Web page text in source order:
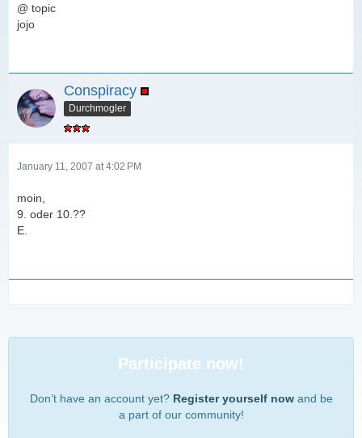
@ topic
jojo
Conspiracy
Durchmogler
January 11, 2007 at 4:02 PM
moin,
9. oder 10.??
E.
Participate now!
Don’t have an account yet? Register yourself nowand be
a part of our community!